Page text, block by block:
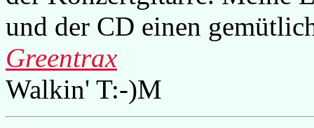
und der CD einen
Greentrax
Walkin' T:-)M